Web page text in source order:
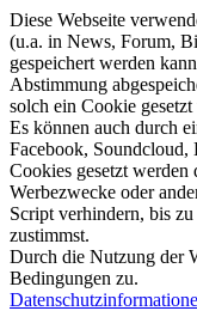
Diese Webseite
(u.a. in News, Forum,
gespeichert werden
Abstimmung
solch ein Cookie
Es können auch durch
Facebook, Soundcloud,
Cookies gesetzt werden
Werbezwecke oder
Script verhindern, bis
zustimmst.
Durch die Nutzung der
Bedingungen zu.